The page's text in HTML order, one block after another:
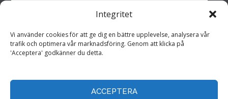
Integritet
Vi använder cookies för att ge dig en bättre upplevelse, analysera vår
trafik och optimera vår marknadsföring. Genom att klicka på
'Acceptera' godkänner du detta.
ACCEPTERA
cookies och aktivera detta innehåll